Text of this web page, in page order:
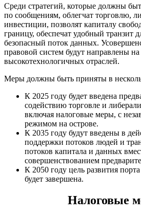
Среди стратегий, которые должны
по сообщениям, облегчат торговлю,
инвестиции, позволят капиталу
границу, обеспечат удобный транзит
безопасный поток данных.
правовой систем будут направлены
высокотехнологичных отраслей.
Меры должны быть приняты в
К 2025 году будет введена
содействию торговле и
включая налоговые меры, с
режимом на острове.
К 2035 году будут введены в
поддержки потоков людей и
потоков капитала и данных
совершенствованием
К 2050 году цель развития
будет завершена.
Налоговые